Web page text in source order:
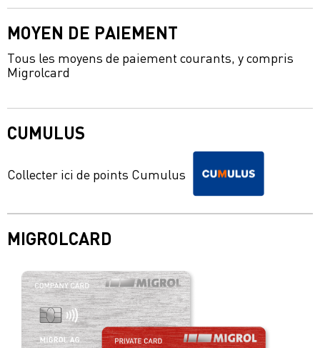
MOYEN DE PAIEMENT
Tous les moyens de paiement courants, y compris
Migrolcard
CUMULUS
Collecter ici de points Cumulus
MIGROLCARD